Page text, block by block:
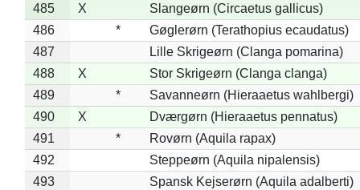
485
X
Slangeørn (Circaetus gallicus)
486
*
Gøglerørn (Terathopius ecaudatus)
487
Lille Skrigeørn (Clanga pomarina)
488
X
Stor Skrigeørn (Clanga clanga)
489
*
Savanneørn (Hieraaetus wahlbergi)
490
X
Dværgørn (Hieraaetus pennatus)
491
*
Rovørn (Aquila rapax)
492
Steppeørn (Aquila nipalensis)
493
Spansk Kejserørn (Aquila adalberti)